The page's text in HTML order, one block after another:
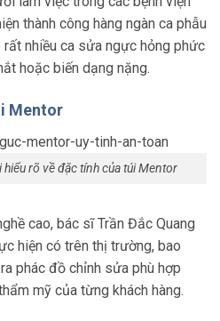
thành công hàng ngàn ca phẫu
nhiều ca sửa ngực hỏng phức
hoặc biến dạng nặng.
Mentor
rõ về đặc tính của túi Mentor
cao, bác sĩ Trần Đắc Quang
hiện có trên thị trường, bao
phác đồ chỉnh sửa phù hợp
mỹ của từng khách hàng.